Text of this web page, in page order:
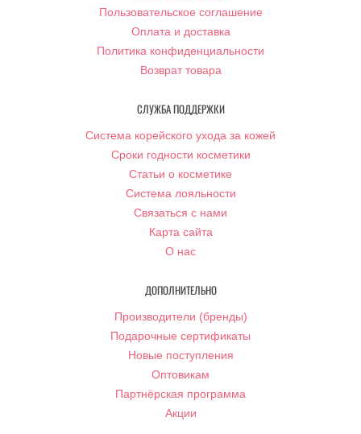
Пользовательское соглашение
Оплата и доставка
Политика конфиденциальности
Возврат товара
СЛУЖБА ПОДДЕРЖКИ
Система корейского ухода за кожей
Сроки годности косметики
Статьи о косметике
Система лояльности
Связаться с нами
Карта сайта
О нас
ДОПОЛНИТЕЛЬНО
Производители (бренды)
Подарочные сертификаты
Новые поступления
Оптовикам
Партнёрская программа
Акции